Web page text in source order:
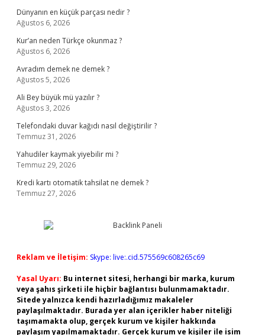
Dünyanın en küçük parçası nedir ?
Ağustos 6, 2026
Kur’an neden Türkçe okunmaz ?
Ağustos 6, 2026
Avradım demek ne demek ?
Ağustos 5, 2026
Ali Bey büyük mü yazılır ?
Ağustos 3, 2026
Telefondaki duvar kağıdı nasıl değiştirilir ?
Temmuz 31, 2026
Yahudiler kaymak yiyebilir mi ?
Temmuz 29, 2026
Kredi kartı otomatik tahsilat ne demek ?
Temmuz 27, 2026
Reklam ve İletişim: Skype: live:.cid.575569c608265c69
Yasal Uyarı: Bu internet sitesi, herhangi bir marka, kurum
veya şahıs şirketi ile hiçbir bağlantısı bulunmamaktadır.
Sitede yalnızca kendi hazırladığımız makaleler
paylaşılmaktadır. Burada yer alan içerikler haber niteliği
taşımamakta olup, gerçek kurum ve kişiler hakkında
paylaşım yapılmamaktadır. Gerçek kurum ve kişiler ile isim